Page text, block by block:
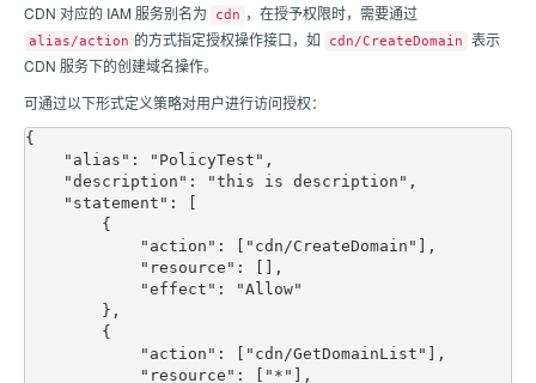
CDN 对应的 IAM 服务别名为 cdn ，在授予权限时，需要通过
alias/action 的方式指定授权操作接口，如 cdn/CreateDomain
表示
CDN 服务下的创建域名操作。
可通过以下形式定义策略对用户进行访问授权：
{